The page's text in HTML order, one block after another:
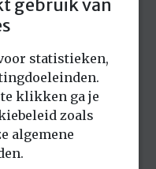
gebruik van
statistieken,
klikken ga je
zoals
algemene